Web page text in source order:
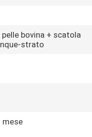
bovina + scatola
strato
mese